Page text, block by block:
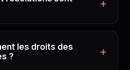
les droits des
?